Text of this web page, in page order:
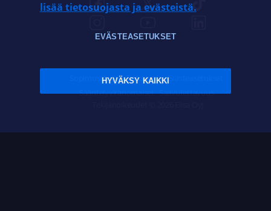
Sopimusehdot Tietosuoja Evästeasetukset
Sääntelyviranomaiset Saavutettavuus
lisää tietosuojasta ja evästeistä.
EVÄSTEASETUKSET
HYVÄKSY KAIKKI